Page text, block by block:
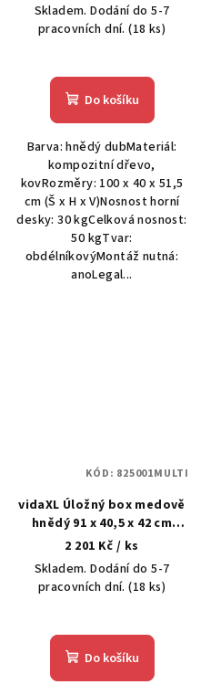
Skladem. Dodání do 5-7
pracovních dní.(18 ks)
Do košíku
Barva: hnědý dubMateriál:
kompozitní dřevo,
kovRozměry: 100 x 40 x 51,5
cm (Š x H x V)Nosnost horní
desky: 30 kgCelková nosnost:
50 kgTvar:
obdélníkovýMontáž nutná:
anoLegal...
vidaXL Úložný box medově
hnědý 91 x 40,5 x 42 cm
masivní borové dřevo
2 201 Kč / ks
Skladem. Dodání do 5-7
pracovních dní.(18 ks)
Do košíku
KÓD: 825001MULTI